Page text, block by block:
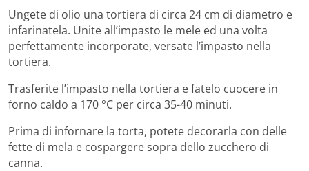
Ungete di olio una tortiera di circa 24 cm di diametro e
infarinatela. Unite all’impasto le mele ed una volta
perfettamente incorporate, versate l’impasto nella
tortiera.
Trasferite l’impasto nella tortiera e fatelo cuocere in
forno caldo a 170 °C per circa 35-40 minuti.
Prima di infornare la torta, potete decorarla con delle
fette di mela e cospargere sopra dello zucchero di
canna.